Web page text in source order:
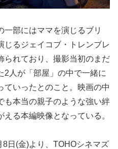
一部にはママを演じるブリ
じるジェイコブ・トレンブレ
られており、撮影当初のまだ
2人が「部屋」の中で一緒に
ていったとのこと。映画の中
も本当の親子のような強い絆
る本編映像となっている。
日(金)より、TOHOシネマズ